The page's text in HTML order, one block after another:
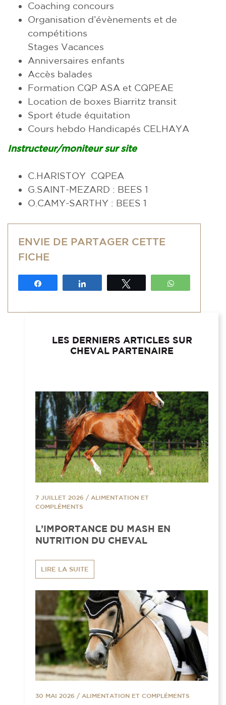
Coaching concours
Organisation d’évènements et de
compétitions
Stages Vacances
Anniversaires enfants
Accès balades
Formation CQP ASA et CQPEAE
Location de boxes Biarritz transit
Sport étude équitation
Cours hebdo Handicapés CELHAYA
Instructeur/moniteur sur site
C.HARISTOY CQPEA
G.SAINT-MEZARD : BEES 1
O.CAMY-SARTHY : BEES 1
ENVIE DE PARTAGER CETTE
FICHE
LES DERNIERS ARTICLES SUR
CHEVAL PARTENAIRE
7 JUILLET 2026 / ALIMENTATION ET
COMPLÉMENTS
L’IMPORTANCE DU MASH EN
NUTRITION DU CHEVAL
LIRE LA SUITE
30 MAI 2026 / ALIMENTATION ET COMPLÉMENTS